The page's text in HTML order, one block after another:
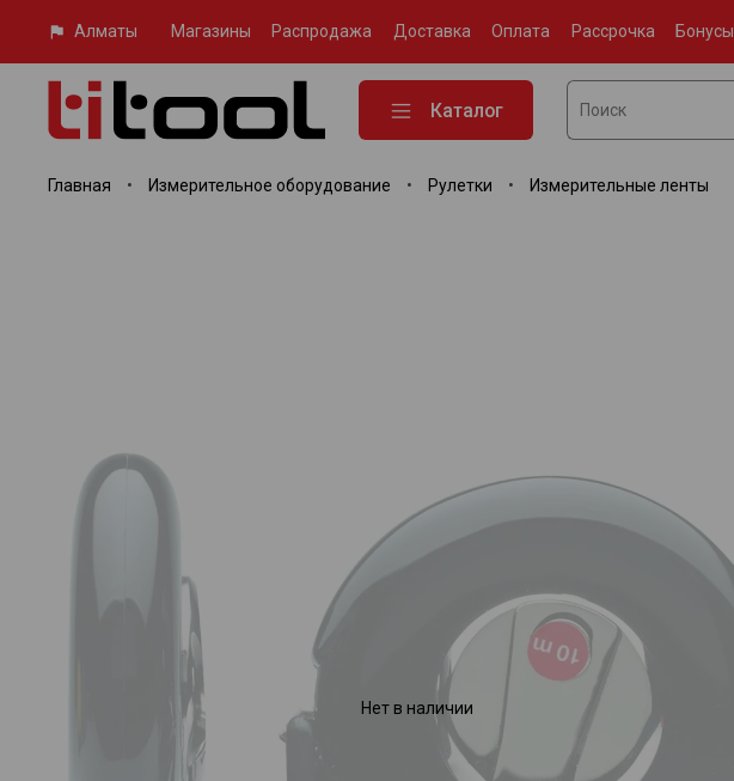
Алматы Магазины Распродажа Доставка Оплата Рассрочка Бонусы
Каталог
Главная Измерительное оборудование Рулетки Измерительные ленты
Нет в наличии